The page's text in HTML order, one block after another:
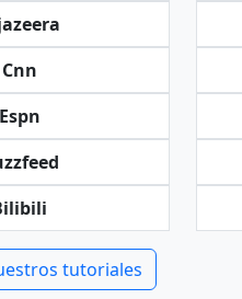
Cnn
Espn
tutoriales